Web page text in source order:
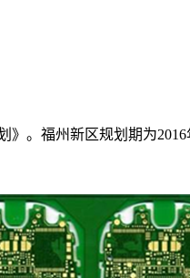
。福州新区规划期为